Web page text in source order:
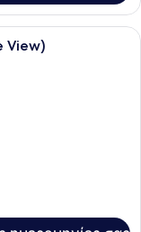
ξενοδοχείου με
View)